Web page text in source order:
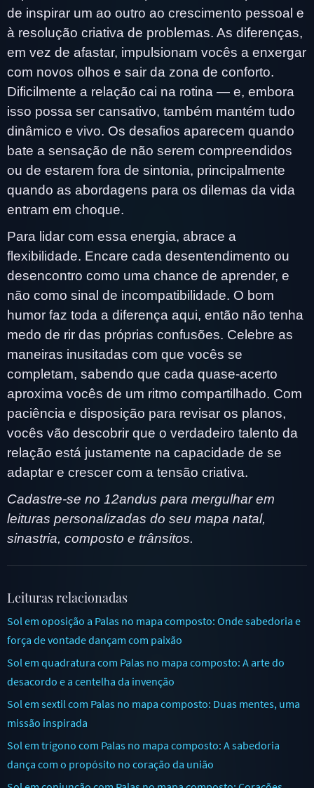
de inspirar um ao outro ao crescimento pessoal e
à resolução criativa de problemas. As diferenças,
em vez de afastar, impulsionam vocês a enxergar
com novos olhos e sair da zona de conforto.
Dificilmente a relação cai na rotina — e, embora
isso possa ser cansativo, também mantém tudo
dinâmico e vivo. Os desafios aparecem quando
bate a sensação de não serem compreendidos
ou de estarem fora de sintonia, principalmente
quando as abordagens para os dilemas da vida
entram em choque.
Para lidar com essa energia, abrace a
flexibilidade. Encare cada desentendimento ou
desencontro como uma chance de aprender, e
não como sinal de incompatibilidade. O bom
humor faz toda a diferença aqui, então não tenha
medo de rir das próprias confusões. Celebre as
maneiras inusitadas com que vocês se
completam, sabendo que cada quase-acerto
aproxima vocês de um ritmo compartilhado. Com
paciência e disposição para revisar os planos,
vocês vão descobrir que o verdadeiro talento da
relação está justamente na capacidade de se
adaptar e crescer com a tensão criativa.
Cadastre-se no 12andus para mergulhar em
leituras personalizadas do seu mapa natal,
sinastria, composto e trânsitos.
Leituras relacionadas
Sol em oposição a Palas no mapa composto: Onde sabedoria e
força de vontade dançam com paixão
Sol em quadratura com Palas no mapa composto: A arte do
desacordo e a centelha da invenção
Sol em sextil com Palas no mapa composto: Duas mentes, uma
missão inspirada
Sol em trígono com Palas no mapa composto: A sabedoria
dança com o propósito no coração da união